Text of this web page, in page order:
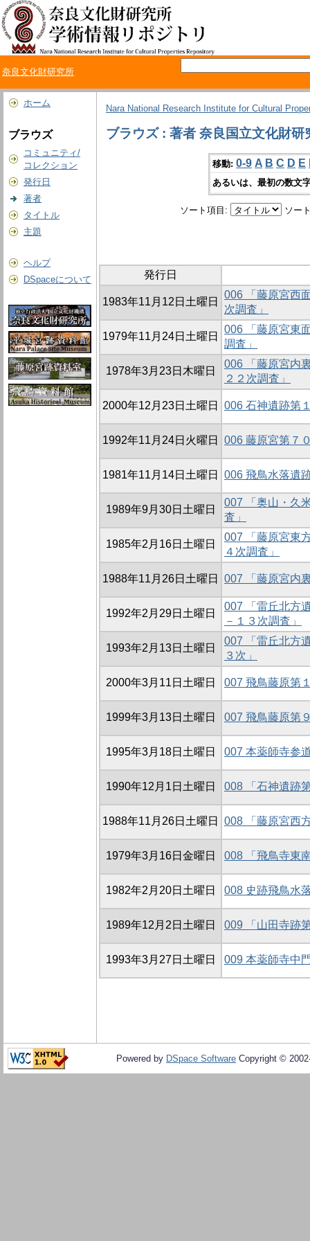
奈良文化財研究所
ホーム
ブラウズ
コミュニティ/
コレクション
発行日
著者
タイトル
主題
ヘルプ
DSpaceについて
Nara National Research Institute for Cultural
ブラウズ : 著者 奈良国立文化財
移動: 0-9 A B C D E
あるいは、最初の数文
ソート項目: ソー
発行日
1983年11月12日土曜日
006 「藤原宮西
次調査」
1979年11月24日土曜日
006 「藤原宮東
調査」
1978年3月23日木曜日
006 「藤原宮内
２２次調査」
2000年12月23日土曜日 006 石神遺跡第
1992年11月24日火曜日 006 藤原宮第７
1981年11月14日土曜日 006 飛鳥水落遺
1989年9月30日土曜日
007 「奥山・久
査」
1985年2月16日土曜日
007 「藤原宮東
４次調査」
1988年11月26日土曜日 007 「藤原宮内
1992年2月29日土曜日
007 「雷丘北方
－１３次調査」
1993年2月13日土曜日
007 「雷丘北方
３次」
2000年3月11日土曜日 007 飛鳥藤原第
1999年3月13日土曜日 007 飛鳥藤原第
1995年3月18日土曜日 007 本薬師寺参
1990年12月1日土曜日 008 「石神遺跡
1988年11月26日土曜日 008 「藤原宮
1979年3月16日金曜日 008 「飛鳥寺東
1982年2月20日土曜日 008 史跡飛鳥水
1989年12月2日土曜日 009 「山田寺跡
1993年3月27日土曜日 009 本薬師寺中
Powered by DSpace Software Copyright ©